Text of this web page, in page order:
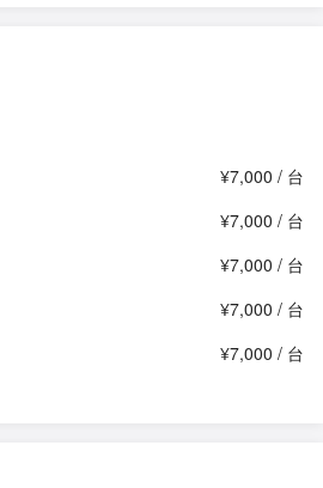
¥7,000 / 台
¥7,000 / 台
¥7,000 / 台
¥7,000 / 台
¥7,000 / 台